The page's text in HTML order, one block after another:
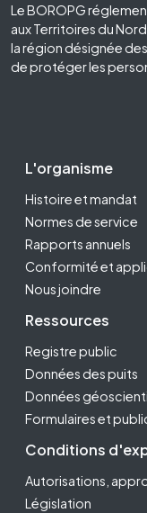
Le BOROPG
aux Territoires du
la région désignée
de protéger les
Footer
L'organisme
Histoire et mandat
Normes de service
Rapports annuels
Conformité et
Nous joindre
Ressources
Registre public
Données des puits
Données
Formulaires et
Conditions
Autorisations,
Législation